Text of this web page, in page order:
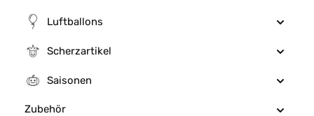
Luftballons
Scherzartikel
Saisonen
Zubehör